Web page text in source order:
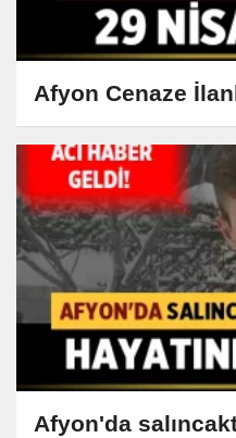
Afyon Cenaze
Afyon'da